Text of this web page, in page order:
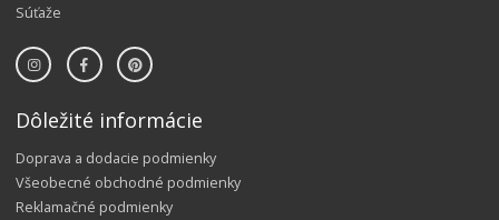
Súťaže
Dôležité informácie
Doprava a dodacie podmienky
Všeobecné obchodné podmienky
Reklamačné podmienky